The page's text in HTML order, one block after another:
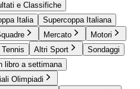
e Classifiche
Italia
Supercoppa Italiana
Mercato
Motori
Tennis Altri Sport
Sondaggi
libro a settimana
Olimpiadi